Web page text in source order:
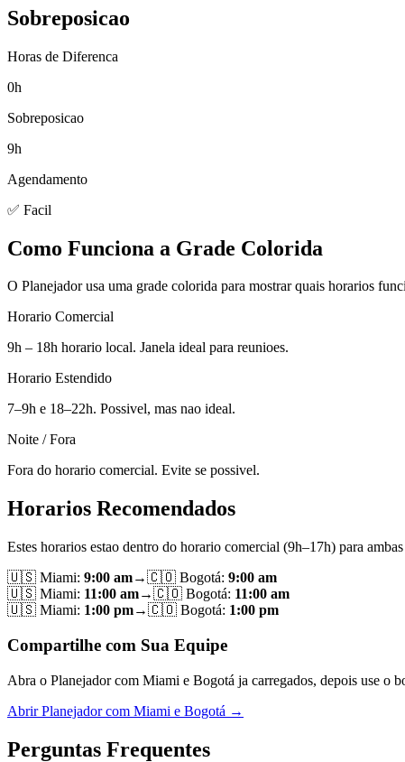
Sobreposicao
Horas de Diferenca
0h
Sobreposicao
9h
Agendamento
✅ Facil
Como Funciona a Grade Colorida
O Planejador usa uma grade colorida para mostrar quais horarios
Horario Comercial
9h – 18h horario local. Janela ideal para reunioes.
Horario Estendido
7–9h e 18–22h. Possivel, mas nao ideal.
Noite / Fora
Fora do horario comercial. Evite se possivel.
Horarios Recomendados
Estes horarios estao dentro do horario comercial (9h–17h) para ambas
🇺🇸 Miami: 9:00 am→🇨🇴 Bogotá: 9:00 am
🇺🇸 Miami: 11:00 am→🇨🇴 Bogotá: 11:00 am
🇺🇸 Miami: 1:00 pm→🇨🇴 Bogotá: 1:00 pm
Compartilhe com Sua Equipe
Abra o Planejador com Miami e Bogotá ja carregados, depois use o
Abrir Planejador com Miami e Bogotá →
Perguntas Frequentes